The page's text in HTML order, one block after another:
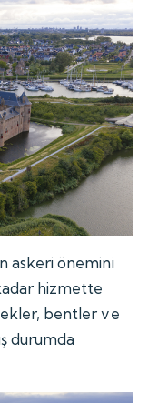
askeri önemini
hizmette
bentler ve
durumda